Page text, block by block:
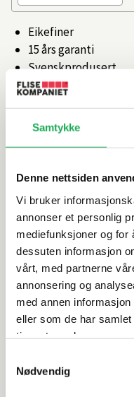
Samtykke
Denne nettsiden
Vi bruker
annonser et personlig
mediefunksjoner og for
dessuten informasjon
vårt, med partnerne
annonsering og
med annen informasjon
eller som de har
tjenestene deres.
Nødvendig
Eikefiner
15 års garanti
Svenskprodusert
Antisklimatter i alle
Artikkelnr.101505935
Spesifikasjoner
Rengjøring og